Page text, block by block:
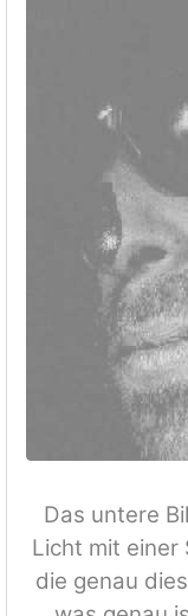
Das untere
Licht mit einer
die genau